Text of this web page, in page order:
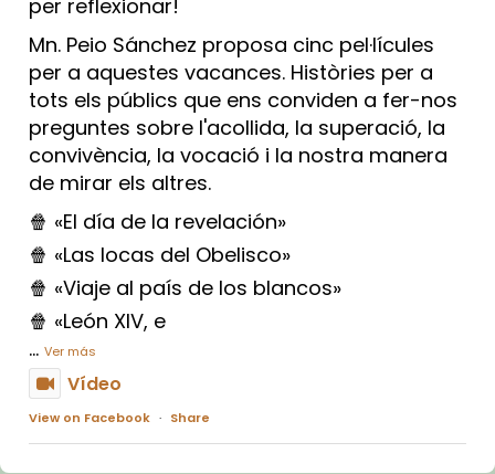
per reflexionar!
Mn. Peio Sánchez proposa cinc pel·lícules
per a aquestes vacances. Històries per a
tots els públics que ens conviden a fer-nos
preguntes sobre l'acollida, la superació, la
convivència, la vocació i la nostra manera
de mirar els altres.
🍿 «El día de la revelación»
🍿 «Las locas del Obelisco»
🍿 «Viaje al país de los blancos»
🍿 «León XIV, e
... Ver más
Vídeo
View on Facebook · Share